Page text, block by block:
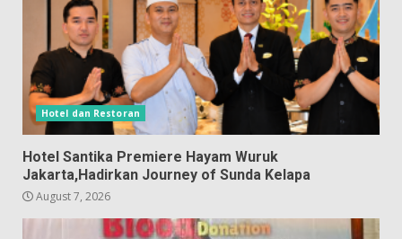
Hotel dan Restoran
Hotel Santika Premiere Hayam Wuruk
Jakarta,Hadirkan Journey of Sunda Kelapa
August 7, 2026